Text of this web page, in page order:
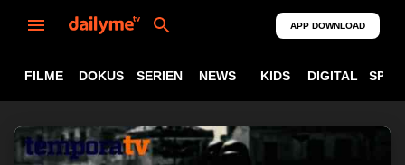
APP DOWNLOAD
FILME DOKUS SERIEN NEWS KIDS DIGITAL